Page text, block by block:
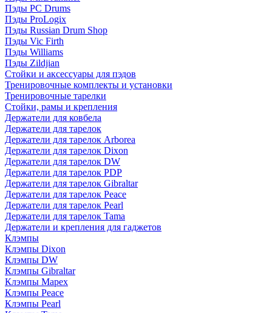
Пэды PC Drums
Пэды ProLogix
Пэды Russian Drum Shop
Пэды Vic Firth
Пэды Williams
Пэды Zildjian
Стойки и аксессуары для пэдов
Тренировочные комплекты и установки
Тренировочные тарелки
Стойки, рамы и крепления
Держатели для ковбела
Держатели для тарелок
Держатели для тарелок Arborea
Держатели для тарелок Dixon
Держатели для тарелок DW
Держатели для тарелок PDP
Держатели для тарелок Gibraltar
Держатели для тарелок Peace
Держатели для тарелок Pearl
Держатели для тарелок Tama
Держатели и крепления для гаджетов
Клэмпы
Клэмпы Dixon
Клэмпы DW
Клэмпы Gibraltar
Клэмпы Mapex
Клэмпы Peace
Клэмпы Pearl